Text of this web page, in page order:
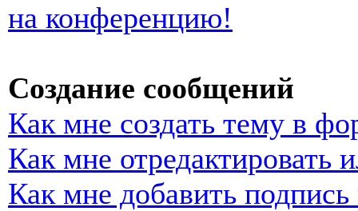
на конференцию!
Создание сообщений
Как мне создать тему в
Как мне отредактировать
Как мне добавить